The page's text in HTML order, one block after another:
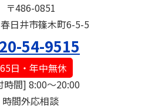
〒486-0851
日井市篠木町6-5-5
54-9515
日・年中無休
時間] 8:00～20:00
時間外応相談